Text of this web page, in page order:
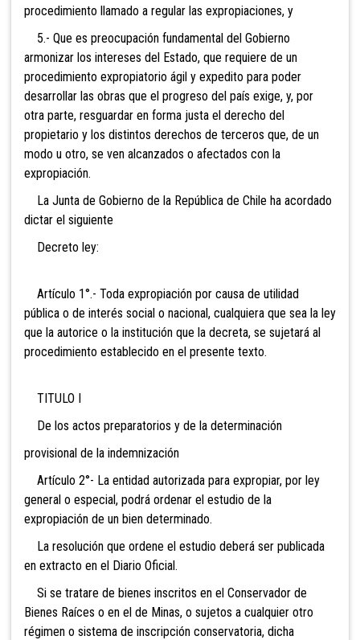
procedimiento llamado a regular las expropiaciones, y
5.- Que es preocupación fundamental del Gobierno
armonizar los intereses del Estado, que requiere de un
procedimiento expropiatorio ágil y expedito para poder
desarrollar las obras que el progreso del país exige, y, por
otra parte, resguardar en forma justa el derecho del
propietario y los distintos derechos de terceros que, de un
modo u otro, se ven alcanzados o afectados con la
expropiación.
La Junta de Gobierno de la República de Chile ha acordado
dictar el siguiente
Decreto ley:
Artículo 1°.- Toda expropiación por causa de utilidad
pública o de interés social o nacional, cualquiera que sea la ley
que la autorice o la institución que la decreta, se sujetará al
procedimiento establecido en el presente texto.
TITULO I
De los actos preparatorios y de la determinación
provisional de la indemnización
Artículo 2°- La entidad autorizada para expropiar, por ley
general o especial, podrá ordenar el estudio de la
expropiación de un bien determinado.
La resolución que ordene el estudio deberá ser publicada
en extracto en el Diario Oficial.
Si se tratare de bienes inscritos en el Conservador de
Bienes Raíces o en el de Minas, o sujetos a cualquier otro
régimen o sistema de inscripción conservatoria, dicha